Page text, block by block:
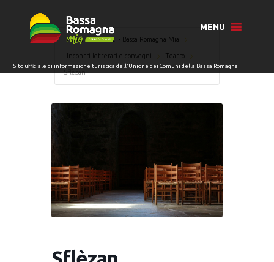
MENU
Home Eventi - Bassa Romagna Mia
Incontri letterari e convegni Teatro
Sflèzan